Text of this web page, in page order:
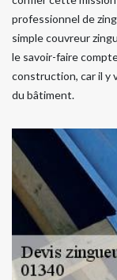
professionnel de
simple couvreur
le savoir-faire
construction, car il y
du bâtiment.